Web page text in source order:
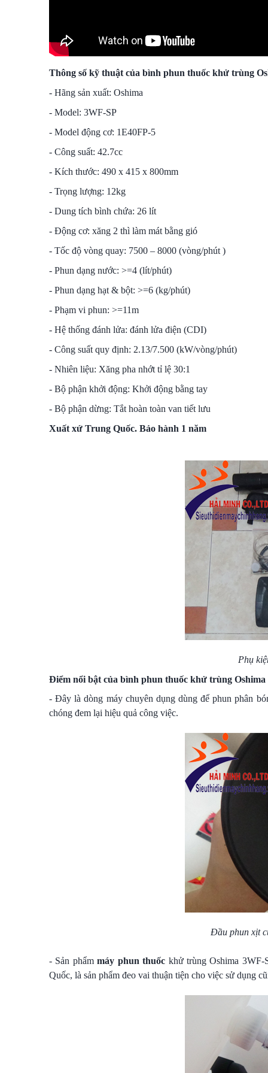
Thông số kỹ thuật của bình phun thuốc khử trùng
- Hãng sản xuất: Oshima
- Model: 3WF-SP
- Model động cơ: 1E40FP-5
- Công suất: 42.7cc
- Kích thước: 490 x 415 x 800mm
- Trọng lượng: 12kg
- Dung tích bình chứa: 26 lít
- Động cơ: xăng 2 thì làm mát bằng gió
- Tốc độ vòng quay: 7500 – 8000 (vòng/phút )
- Phun dạng nước: >=4 (lít/phút)
- Phun dạng hạt & bột: >=6 (kg/phút)
- Phạm vi phun: >=11m
- Hệ thống đánh lửa: đánh lửa điện (CDI)
- Công suất quy định: 2.13/7.500 (kW/vòng/phút)
- Nhiên liệu: Xăng pha nhớt tỉ lệ 30:1
- Bộ phận khởi động: Khởi động bằng tay
- Bộ phận dừng: Tắt hoàn toàn van tiết lưu
Xuất xứ Trung Quốc. Bảo hành 1 năm
Phụ
Điểm nổi bật của bình phun thuốc khử trùng Oshima
- Đây là dòng máy chuyên dụng dùng để phun phân
chóng đem lại hiệu quả công việc.
Đầu phun xịt
- Sản phẩmmáy phun thuốc khử trùng Oshima 3WF-
Quốc, là sản phẩm đeo vai thuận tiện cho việc sử dụng